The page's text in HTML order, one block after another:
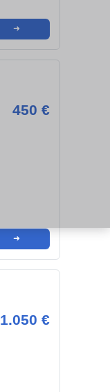
➜
450 €
➜
1.050 €